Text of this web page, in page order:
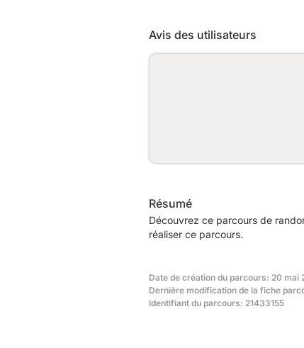
Avis des utilisateurs
Résumé
Découvrez ce parcours de
réaliser ce parcours.
Date de création du parcours: 20 mai
Dernière modification de la fiche
Identifiant du parcours: 21433155